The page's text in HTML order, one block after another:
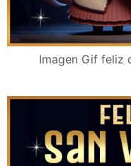
Imagen Gif feliz